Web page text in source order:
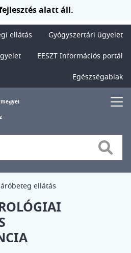
alatt áll.
ellátás
Gyógyszertári ügyelet
EESZT Információs portál
Egészségablak
Search
ellátás